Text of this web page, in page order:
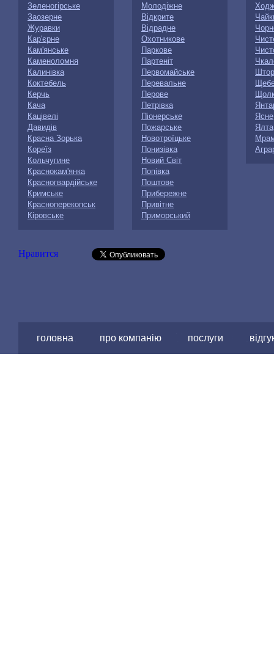
Зеленогірське
Заозерне
Журавки
Кар'єрне
Кам'янське
Каменоломня
Калинівка
Коктебель
Керчь
Кача
Кацівелі
Давидів
Красна Зорька
Кореїз
Кольчугине
Краснокам'янка
Красногвардійське
Кримське
Красноперекопськ
Кіровське
Молодіжне
Відкрите
Відрадне
Охотникове
Паркове
Партеніт
Первомайське
Перевальне
Перове
Петрівка
Піонерське
Пожарське
Новотроїцьке
Понизівка
Новий Світ
Попівка
Поштове
Прибережне
Привітне
Приморський
Ясне
Ялта
Нравится
головна про компанію послуги